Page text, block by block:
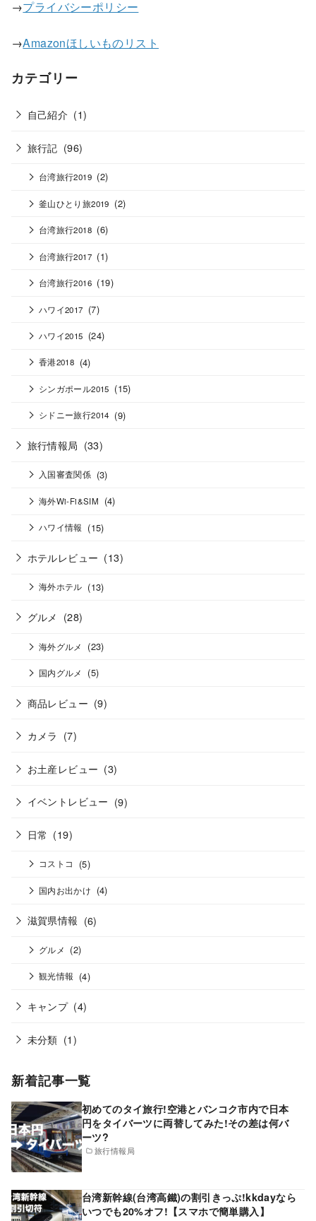
→プライバシーポリシー
→Amazonほしいものリスト
カテゴリー
自己紹介 (1)
旅行記 (96)
台湾旅行2019 (2)
釜山ひとり旅2019 (2)
台湾旅行2018 (6)
台湾旅行2017 (1)
台湾旅行2016 (19)
ハワイ2017 (7)
ハワイ2015 (24)
香港2018 (4)
シンガポール2015 (15)
シドニー旅行2014 (9)
旅行情報局 (33)
入国審査関係 (3)
海外Wi-Fi&SIM (4)
ハワイ情報 (15)
ホテルレビュー (13)
海外ホテル (13)
グルメ (28)
海外グルメ (23)
国内グルメ (5)
商品レビュー (9)
カメラ (7)
お土産レビュー (3)
イベントレビュー (9)
日常 (19)
コストコ (5)
国内お出かけ (4)
滋賀県情報 (6)
グルメ (2)
観光情報 (4)
キャンプ (4)
未分類 (1)
新着記事一覧
旅行情報局
初めてのタイ旅行!空港とバンコク市内で日本
円をタイバーツに両替してみた!その差は何バ
ーツ?
台湾新幹線(台湾高鐵)の割引きっぷ!kkdayなら
いつでも20%オフ!【スマホで簡単購入】